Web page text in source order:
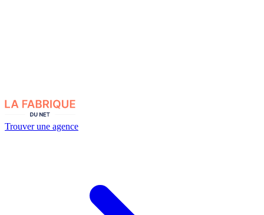
Trouver une agence